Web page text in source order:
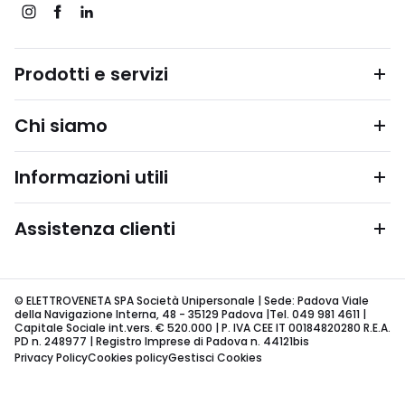
Prodotti e servizi
Chi siamo
Informazioni utili
Assistenza clienti
© ELETTROVENETA SPA Società Unipersonale | Sede: Padova Viale
della Navigazione Interna, 48 - 35129 Padova |Tel. 049 981 4611 |
Capitale Sociale int.vers. € 520.000 | P. IVA CEE IT 00184820280 R.E.A.
PD n. 248977 | Registro Imprese di Padova n. 44121bis
Privacy PolicyCookies policyGestisci Cookies